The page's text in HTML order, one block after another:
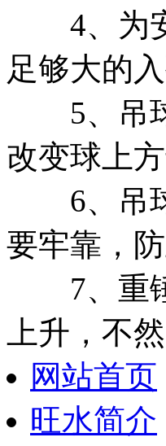
4、为安
足够大的入
5、吊球
改变球上
6、吊球
要牢靠，
7、重锤
上升，不
网站首页
旺水简介